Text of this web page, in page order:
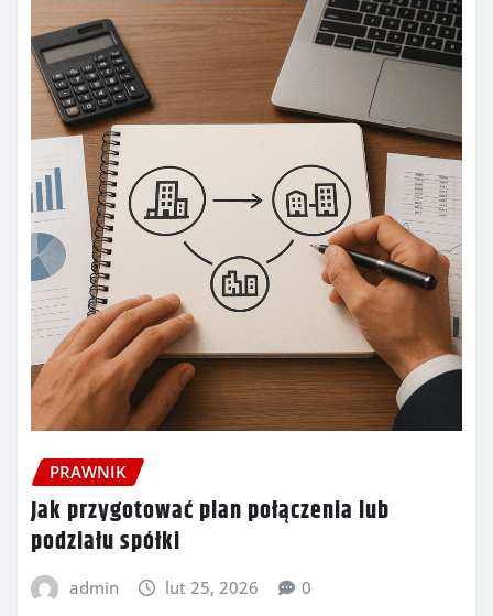
PRAWNIK
Jak przygotować plan połączenia lub
podziału spółki
admin lut 25, 2026 0